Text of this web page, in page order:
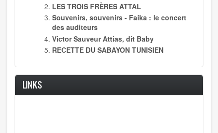
LES TROIS FRÈRES ATTAL
Souvenirs, souvenirs - Faika : le concert
des auditeurs
Victor Sauveur Attias, dit Baby
RECETTE DU SABAYON TUNISIEN
LINKS